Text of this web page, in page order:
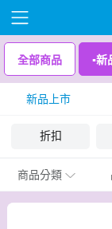
全部商品 ▪︎新
新品上市
折扣
商品分類